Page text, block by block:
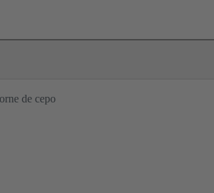
de cepo